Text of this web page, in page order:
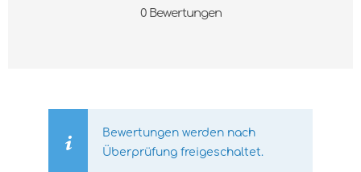
0 Bewertungen
Bewertungen werden nach
Überprüfung freigeschaltet.